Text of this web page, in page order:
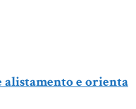
alistamento e orienta